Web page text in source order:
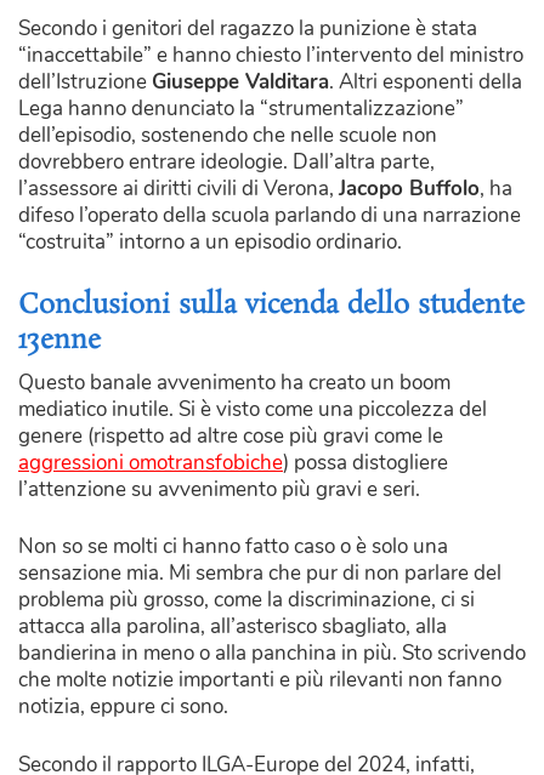
Secondo i genitori del ragazzo la punizione è stata
“inaccettabile” e hanno chiesto l’intervento del ministro
dell’Istruzione Giuseppe Valditara. Altri esponenti della
Lega hanno denunciato la “strumentalizzazione”
dell’episodio, sostenendo che nelle scuole non
dovrebbero entrare ideologie. Dall’altra parte,
l’assessore ai diritti civili di Verona, Jacopo Buffolo, ha
difeso l’operato della scuola parlando di una narrazione
“costruita” intorno a un episodio ordinario.
Conclusioni sulla vicenda dello studente
13enne
Questo banale avvenimento ha creato un boom
mediatico inutile. Si è visto come una piccolezza del
genere (rispetto ad altre cose più gravi come le
aggressioni omotransfobiche) possa distogliere
l’attenzione su avvenimento più gravi e seri.
Non so se molti ci hanno fatto caso o è solo una
sensazione mia. Mi sembra che pur di non parlare del
problema più grosso, come la discriminazione, ci si
attacca alla parolina, all’asterisco sbagliato, alla
bandierina in meno o alla panchina in più. Sto scrivendo
che molte notizie importanti e più rilevanti non fanno
notizia, eppure ci sono.
Secondo il rapporto ILGA-Europe del 2024, infatti,